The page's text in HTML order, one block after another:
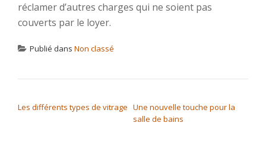
réclamer d’autres charges qui ne soient pas
couverts par le loyer.
Publié dans Non classé
Les différents types de vitrage Une nouvelle touche pour la
salle de bains